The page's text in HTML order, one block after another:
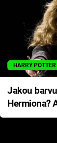
HARRY POTTER
Jakou
Hermiona?
Pottera